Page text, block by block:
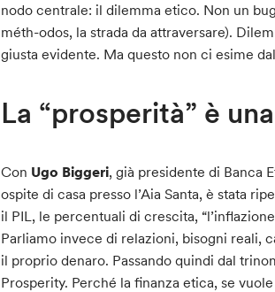
nodo centrale: il dilemma etico. Non un
méth-odos, la strada da attraversare).
giusta evidente. Ma questo non ci esime
La “prosperità” è
Con Ugo Biggeri, già presidente di Banca
ospite di casa presso l’Aia Santa, è stata
il PIL, le percentuali di crescita,
Parliamo invece di relazioni, bisogni reali,
il proprio denaro. Passando quindi dal
Prosperity. Perché la finanza etica, se